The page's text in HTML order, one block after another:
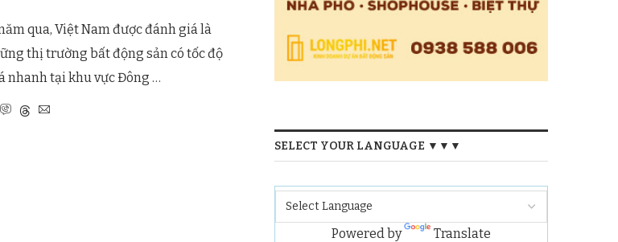
qua, Việt Nam được đánh giá là
thị trường bất động sản có tốc độ
nhanh tại khu vực Đông …
SELECT YOUR LANGUAGE ▼▼▼
Powered by Translate